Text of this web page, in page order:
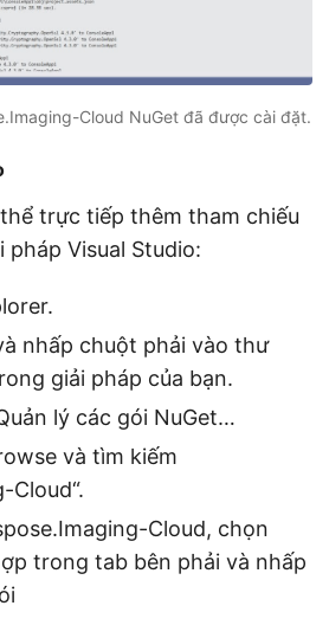
Cloud NuGet đã được cài đặt.
trực tiếp thêm tham chiếu
pháp Visual Studio:
nhấp chuột phải vào thư
giải pháp của bạn.
lý các gói NuGet…
và tìm kiếm
Cloud“.
Cloud, chọn
trong tab bên phải và nhấp